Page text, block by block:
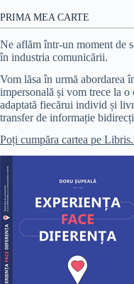
PRIMA MEA CARTE
Ne aflăm într-un moment de
în industria comunicării.
Vom lăsa în urmă abordarea
impersonală și vom trece la o
adaptată fiecărui individ și
transfer de informație
Poți cumpăra cartea pe